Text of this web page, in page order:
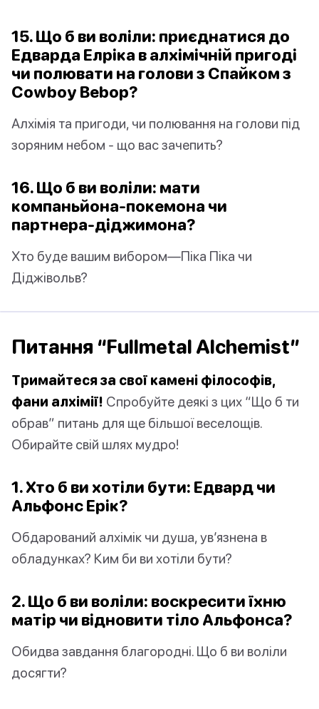
15. Що б ви воліли: приєднатися до
Едварда Елріка в алхімічній пригоді
чи полювати на голови з Спайком з
Cowboy Bebop?
Алхімія та пригоди, чи полювання на голови під
зоряним небом - що вас зачепить?
16. Що б ви воліли: мати
компаньйона-покемона чи
партнера-діджимона?
Хто буде вашим вибором—Піка Піка чи
Діджівольв?
Питання “Fullmetal Alchemist”
Тримайтеся за свої камені філософів,
фани алхімії! Спробуйте деякі з цих “Що б ти
обрав” питань для ще більшої веселощів.
Обирайте свій шлях мудро!
1. Хто б ви хотіли бути: Едвард чи
Альфонс Ерік?
Обдарований алхімік чи душа, ув’язнена в
обладунках? Ким би ви хотіли бути?
2. Що б ви воліли: воскресити їхню
матір чи відновити тіло Альфонса?
Обидва завдання благородні. Що б ви воліли
досягти?